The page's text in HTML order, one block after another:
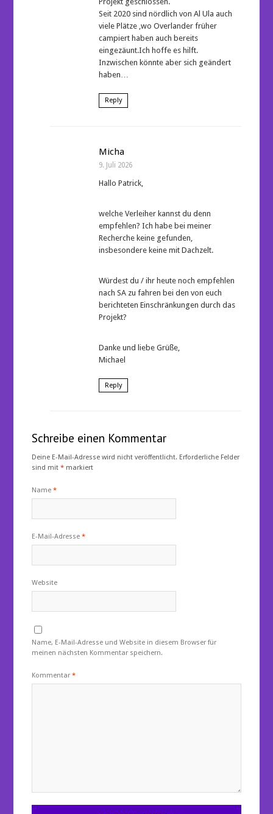
Seit 2020 sind nördlich von Al Ula auch
viele Plätze ,wo Overlander früher
campiert haben auch bereits
eingezäunt.Ich hoffe es hilft.
Inzwischen könnte aber sich geändert
haben…
Reply
Micha
9. Juli 2026
Hallo Patrick,
welche Verleiher kannst du denn
empfehlen? Ich habe bei meiner
Recherche keine gefunden,
insbesondere keine mit Dachzelt.
Würdest du / ihr heute noch empfehlen
nach SA zu fahren bei den von euch
berichteten Einschränkungen durch das
Projekt?
Danke und liebe Grüße,
Michael
Reply
Schreibe einen Kommentar
Deine E-Mail-Adresse wird nicht veröffentlicht. Erforderliche Felder
sind mit* markiert
Name*
E-Mail-Adresse*
Website
Name, E-Mail-Adresse und Website in diesem Browser für
meinen nächsten Kommentar speichern.
Kommentar*